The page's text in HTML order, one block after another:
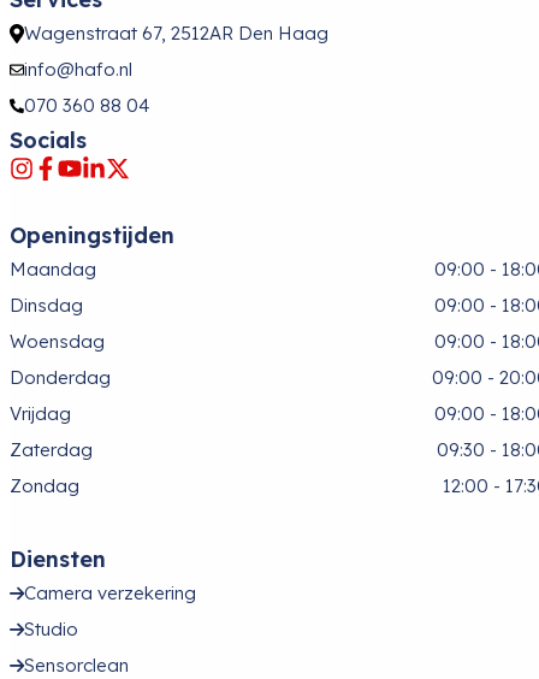
Wagenstraat 67, 2512AR Den Haag
info@hafo.nl
070 360 88 04
Socials
Openingstijden
Maandag
09:00 -
Dinsdag
09:00 -
Woensdag
09:00 -
Donderdag
09:00 -
Vrijdag
09:00 -
Zaterdag
09:30 -
Zondag
12:00 -
Diensten
Camera verzekering
Studio
Sensorclean